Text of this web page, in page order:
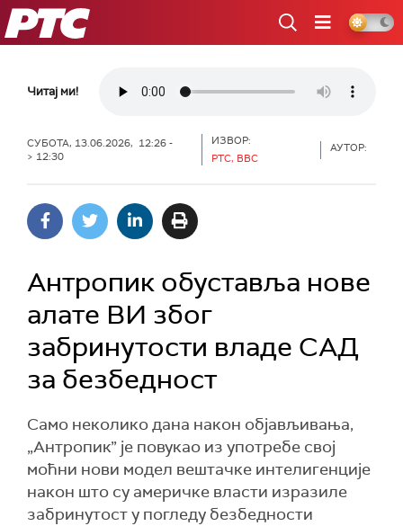
РТС
Читај ми!
СУБОТА, 13.06.2026, 12:26 -
> 12:30
ИЗВОР:
РТС, BBC
АУТОР:
Антропик обуставља нове
алате ВИ због
забринутости владе САД
за безбедност
Само неколико дана након објављивања,
„Антропик” је повукао из употребе свој
моћни нови модел вештачке интелигенције
након што су америчке власти изразиле
забринутост у погледу безбедности